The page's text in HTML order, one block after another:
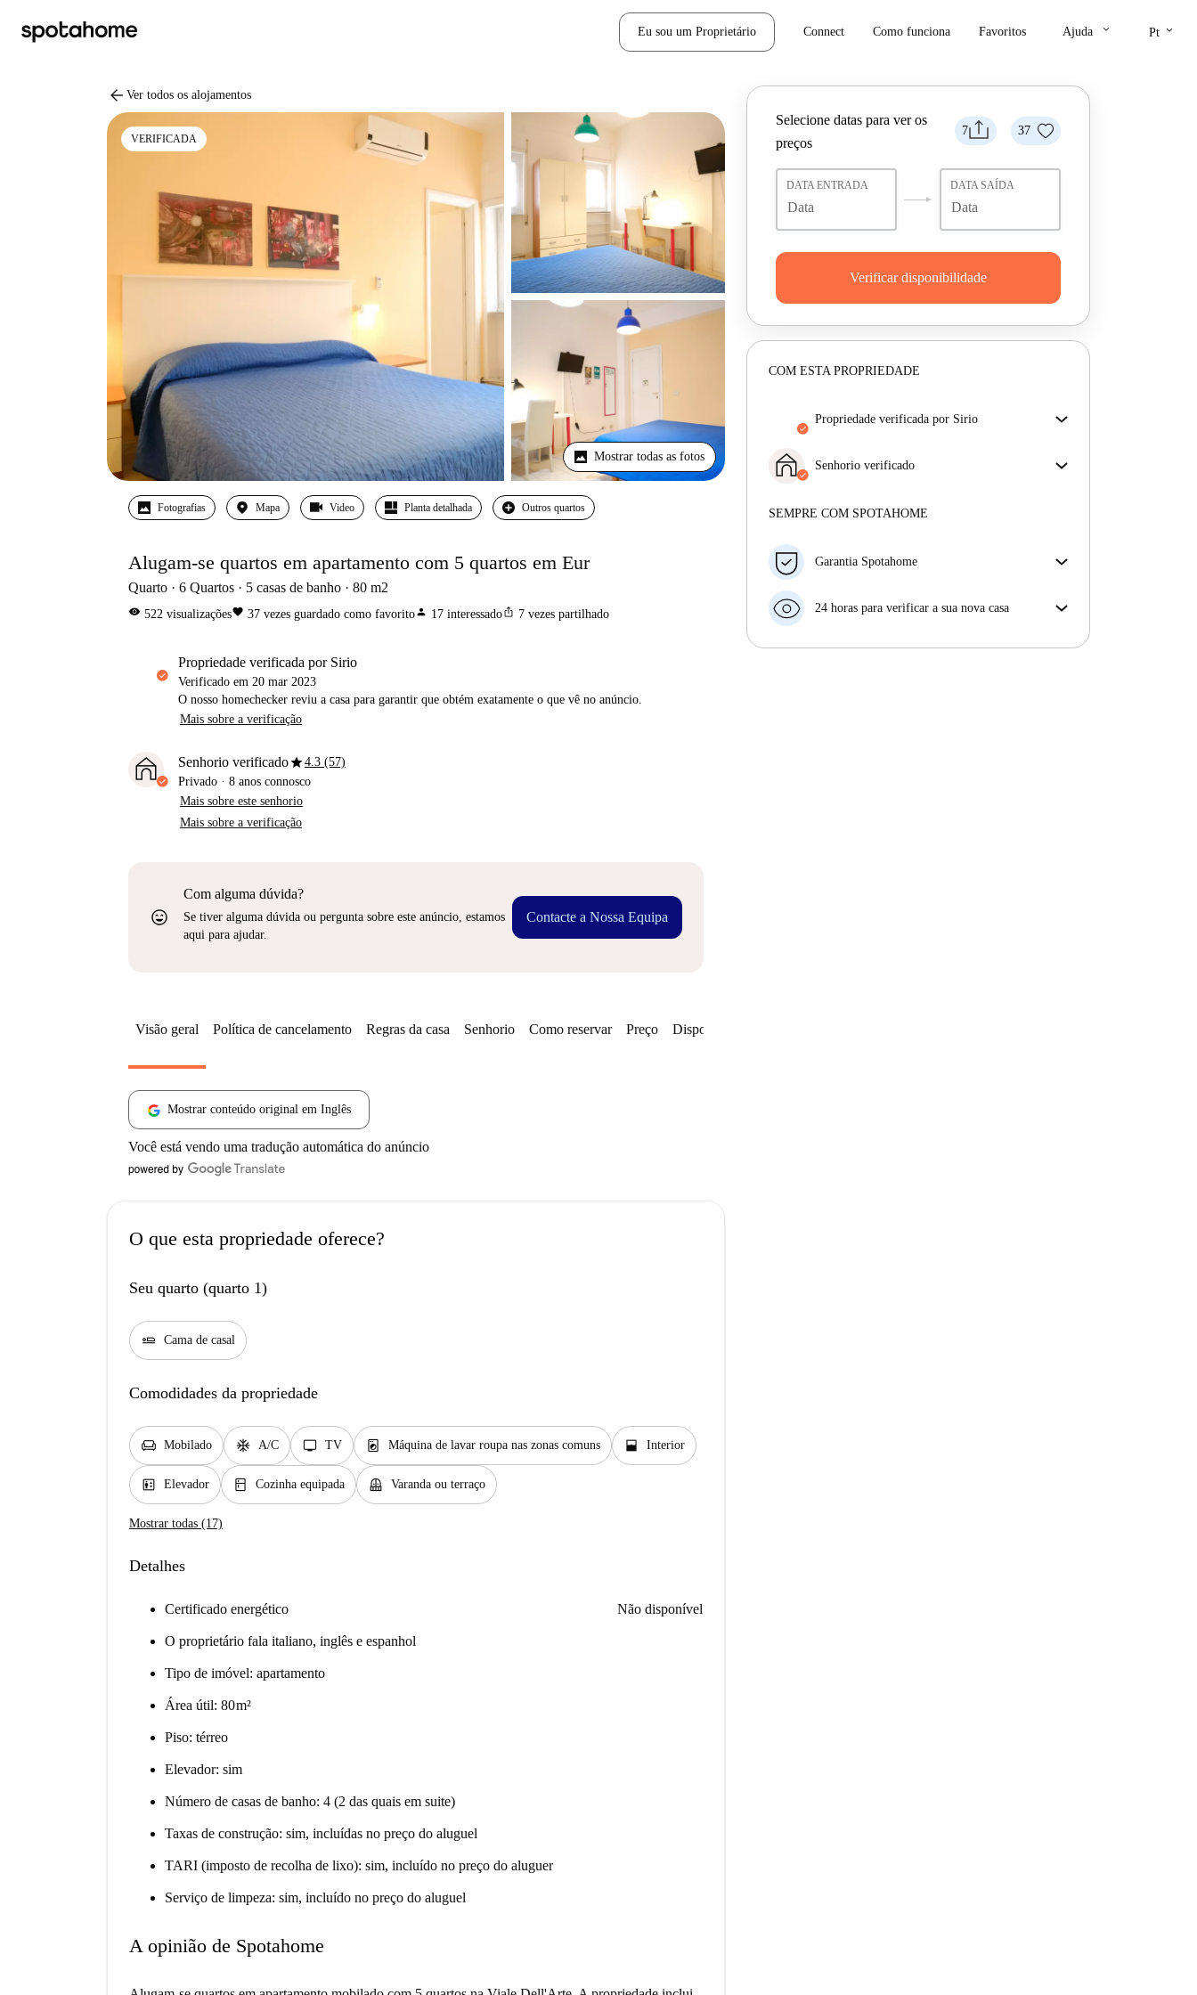
Eu sou um Proprietário Connect Como funciona Favoritos Ajuda keyboard_arrow_down Pt keyboard_arrow_down
arrow_back Ver todos os alojamentos
VERIFICADA
Mostrar todas as fotos
Fotografias Mapa Video Planta detalhada Outros quartos
Alugam-se quartos em apartamento com 5 quartos em Eur
Quarto 6 Quartos 5 casas de banho 80 m2
visibility 522 visualizaçõesfavorite 37 vezes guardado como favoritoperson 17 interessadoios_share 7 vezes partilhado
propriedade verificada por Sirio
Verificado em 20 mar 2023
O nosso homechecker reviu a casa para garantir que obtém exatamente o que vê no anúncio.
Mais sobre a verificação
Senhorio verificadostar4.3 (57)
Privado · 8 anos connosco
Mais sobre este senhorio
Mais sobre a verificação
sentiment_very_satisfied
Com alguma dúvida?
Se tiver alguma dúvida ou pergunta sobre este anúncio, estamos
aqui para ajudar.
Contacte a Nossa Equipa
7 37
Selecione datas para ver os
preços
DATA ENTRADA DATA SAÍDA
Verificar disponibilidade
COM ESTA PROPRIEDADE
propriedade verificada por Sirio
obtém exatamente o que vê no anúncio.
Mais sobre a verificação
Senhorio verificado
Mais sobre este senhorio
SEMPRE COM SPOTAHOME
Garantia Spotahome
antecedência, nós iremos A) pagar um hotel e ajudá-
seu dinheiro na totalidade.
24 horas para verificar a sua nova casa
Visão geral Política de cancelamento Regras da casa Senhorio Como reservar Preço Disponibilidades
Mostrar conteúdo original em Inglês
Você está vendo uma tradução automática do anúncio
O que esta propriedade oferece?
Seu quarto (quarto 1)
airline_seat_flat Cama de casal
Comodidades da propriedade
chair Mobilado ac_unit A/C tv TV local_laundry_service Máquina de lavar roupa nas zonas comuns window_open Interior
elevator Elevador kitchen Cozinha equipada balcony Varanda ou terraço
Mostrar todas (17)
Detalhes
Certificado energético Não disponível
O proprietário fala italiano, inglês e espanhol
Tipo de imóvel: apartamento
Área útil: 80 m²
Piso: térreo
Elevador: sim
Número de casas de banho: 4 (2 das quais em suite)
Taxas de construção: sim, incluídas no preço do aluguel
TARI (imposto de recolha de lixo): sim, incluído no preço do aluguer
Serviço de limpeza: sim, incluído no preço do aluguel
A opinião de Spotahome